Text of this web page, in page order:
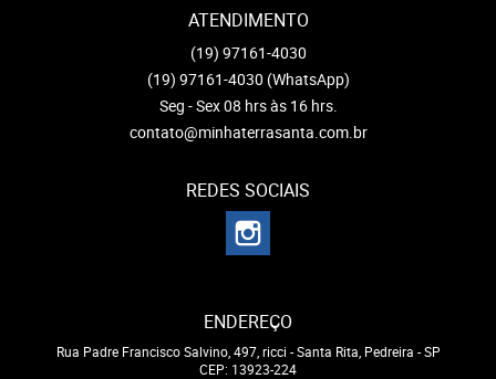
ATENDIMENTO
(19) 97161-4030
(19) 97161-4030 (WhatsApp)
Seg - Sex 08 hrs às 16 hrs.
contato@minhaterrasanta.com.br
REDES SOCIAIS
ENDEREÇO
Rua Padre Francisco Salvino, 497, ricci -Santa Rita, Pedreira -SP
CEP: 13923-224